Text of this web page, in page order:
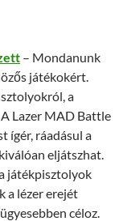
– Mondanunk
játékokért.
a
Lazer MAD Battle
ígér, ráadásul a
eljátszhat.
játékpisztolyok
a lézer erejét
céloz.